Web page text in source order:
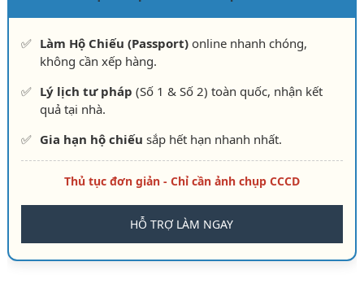
✅ Làm Hộ Chiếu (Passport)online nhanh chóng,
không cần xếp hàng.
✅ Lý lịch tư pháp (Số 1 & Số 2) toàn quốc, nhận kết
quả tại nhà.
✅ Gia hạn hộ chiếu sắp hết hạn nhanh nhất.
Thủ tục đơn giản - Chỉ cần ảnh chụp CCCD
HỖ TRỢ LÀM NGAY